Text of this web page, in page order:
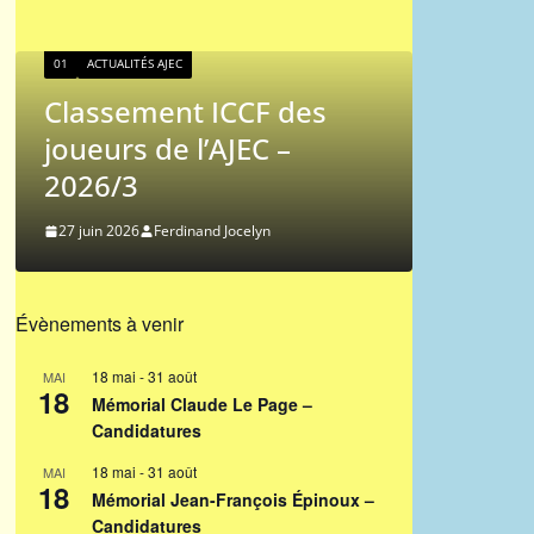
01 ACTUALITÉS AJEC
Classement ICCF des
joueurs de l’AJEC –
2026/3
27 juin 2026 Ferdinand Jocelyn
Évènements à venir
MAI
18
18 mai -31 août
Mémorial Claude Le Page –
Candidatures
MAI
18
18 mai -31 août
Mémorial Jean-François Épinoux –
Candidatures